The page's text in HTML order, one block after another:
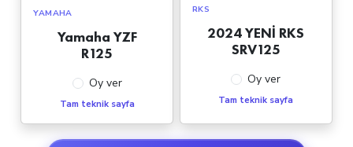
YAMAHA
Yamaha YZF
R125
Oy ver
Tam teknik sayfa
RKS
2024 YENİ RKS
SRV125
Oy ver
Tam teknik sayfa